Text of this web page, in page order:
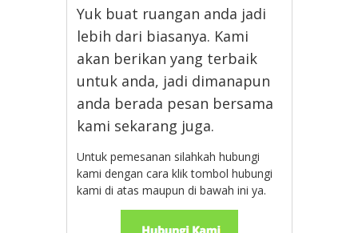
Yuk buat ruangan anda jadi
lebih dari biasanya. Kami
akan berikan yang terbaik
untuk anda, jadi dimanapun
anda berada pesan bersama
kami sekarang juga.
Untuk pemesanan silahkah hubungi
kami dengan cara klik tombol hubungi
kami di atas maupun di bawah ini ya.